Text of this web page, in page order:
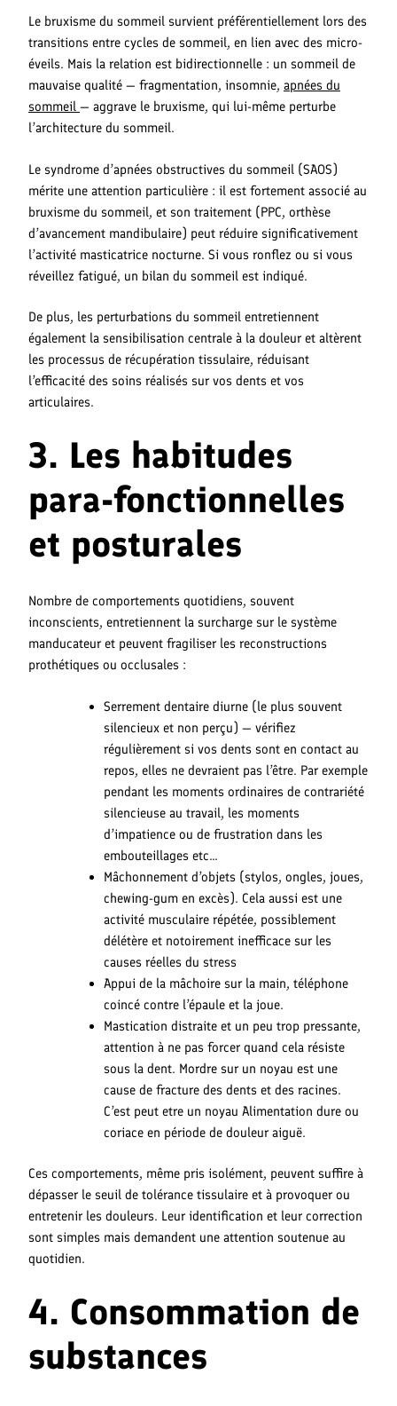
Le bruxisme du sommeil survient préférentiellement lors des
transitions entre cycles de sommeil, en lien avec des micro-
éveils. Mais la relation est bidirectionnelle : un sommeil de
mauvaise qualité — fragmentation, insomnie, apnées du
sommeil — aggrave le bruxisme, qui lui-même perturbe
l’architecture du sommeil.
Le syndrome d’apnées obstructives du sommeil (SAOS)
mérite une attention particulière : il est fortement associé au
bruxisme du sommeil, et son traitement (PPC, orthèse
d’avancement mandibulaire) peut réduire significativement
l’activité masticatrice nocturne. Si vous ronflez ou si vous
réveillez fatigué, un bilan du sommeil est indiqué.
De plus, les perturbations du sommeil entretiennent
également la sensibilisation centrale à la douleur et altèrent
les processus de récupération tissulaire, réduisant
l’efficacité des soins réalisés sur vos dents et vos
articulaires.
3. Les habitudes
para-fonctionnelles
et posturales
Nombre de comportements quotidiens, souvent
inconscients, entretiennent la surcharge sur le système
manducateur et peuvent fragiliser les reconstructions
prothétiques ou occlusales :
Serrement dentaire diurne (le plus souvent
silencieux et non perçu) — vérifiez
régulièrement si vos dents sont en contact au
repos, elles ne devraient pas l’être. Par exemple
pendant les moments ordinaires de contrariété
silencieuse au travail, les moments
d’impatience ou de frustration dans les
embouteillages etc…
Mâchonnement d’objets (stylos, ongles, joues,
chewing-gum en excès). Cela aussi est une
activité musculaire répétée, possiblement
délétère et notoirement inefficace sur les
causes réelles du stress
Appui de la mâchoire sur la main, téléphone
coincé contre l’épaule et la joue.
Mastication distraite et un peu trop pressante,
attention à ne pas forcer quand cela résiste
sous la dent. Mordre sur un noyau est une
cause de fracture des dents et des racines.
C’est peut etre un noyau Alimentation dure ou
coriace en période de douleur aiguë.
Ces comportements, même pris isolément, peuvent suffire à
dépasser le seuil de tolérance tissulaire et à provoquer ou
entretenir les douleurs. Leur identification et leur correction
sont simples mais demandent une attention soutenue au
quotidien.
4. Consommation de
substances